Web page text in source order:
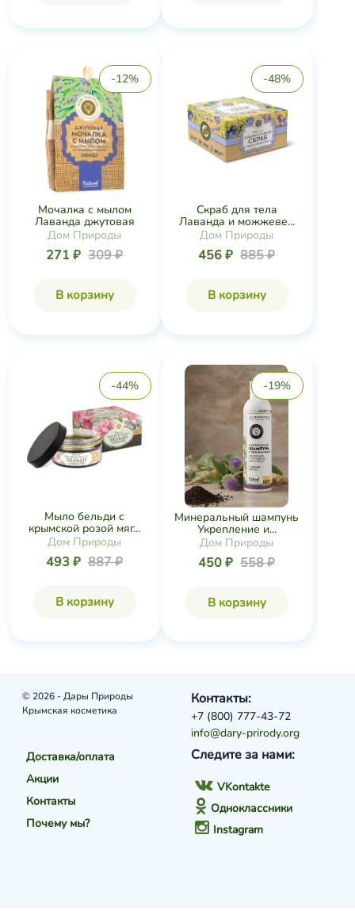
-12%
Мочалка с мылом
Лаванда джутовая
Дом Природы
271 ₽ 309 ₽
В корзину
-48%
Скраб для тела
Лаванда и можжеве...
Дом Природы
456 ₽ 885 ₽
В корзину
-44%
Мыло бельди с
крымской розой мяг...
Дом Природы
493 ₽ 887 ₽
В корзину
-19%
Минеральный шампунь
Укрепление и...
Дом Природы
450 ₽ 558 ₽
В корзину
© 2026 - Дары Природы
Крымская косметика
Доставка/оплата
Акции
Контакты
Почему мы?
Следите за нами:
VKontakte
Одноклассники
Instagram
Контакты:
+7 (800) 777-43-72
info@dary-prirody.org